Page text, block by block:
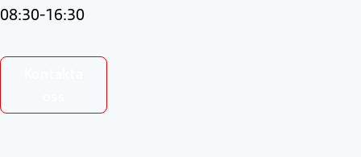
08:30-16:30